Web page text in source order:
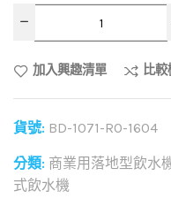
加入興趣清單 比較
貨號: BD-1071-RO-1604
分類: 商業用落地型飲水
式飲水機